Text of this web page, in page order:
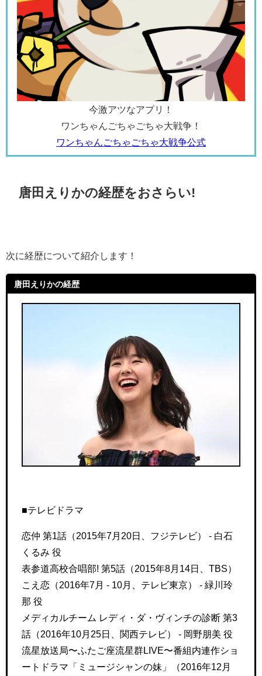
今激アツなアプリ！
ワンちゃんごちゃごちゃ大戦争！
ワンちゃんごちゃごちゃ大戦争公式
唐田えりかの経歴をおさらい!
次に経歴について紹介します！
唐田えりかの経歴
■テレビドラマ
恋仲 第1話（2015年7月20日、フジテレビ） - 白石
くるみ 役
表参道高校合唱部! 第5話（2015年8月14日、TBS）
こえ恋（2016年7月 - 10月、テレビ東京） - 緑川玲
那 役
メディカルチーム レディ・ダ・ヴィンチの診断 第3
話（2016年10月25日、関西テレビ） - 岡野朋美 役
流星放送局〜ふたご座流星群LIVE〜番組内連作ショ
ートドラマ「ミュージシャンの妹」（2016年12月